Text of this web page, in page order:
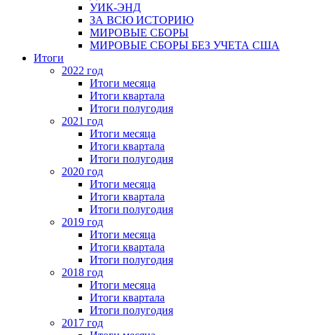
УИК-ЭНД
ЗА ВСЮ ИСТОРИЮ
МИРОВЫЕ СБОРЫ
МИРОВЫЕ СБОРЫ БЕЗ УЧЕТА США
Итоги
2022 год
Итоги месяца
Итоги квартала
Итоги полугодия
2021 год
Итоги месяца
Итоги квартала
Итоги полугодия
2020 год
Итоги месяца
Итоги квартала
Итоги полугодия
2019 год
Итоги месяца
Итоги квартала
Итоги полугодия
2018 год
Итоги месяца
Итоги квартала
Итоги полугодия
2017 год